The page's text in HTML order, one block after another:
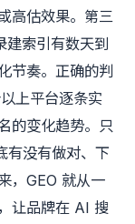
高估效果。第三
建索引有数天到
节奏。正确的判
上平台逐条实
的变化趋势。只
有没有做对、下
，GEO 就从一
让品牌在 AI 搜